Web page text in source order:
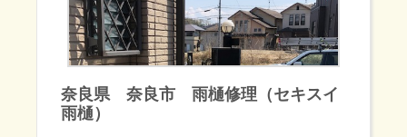
奈良県 奈良市 雨樋修理（セキスイ
雨樋）